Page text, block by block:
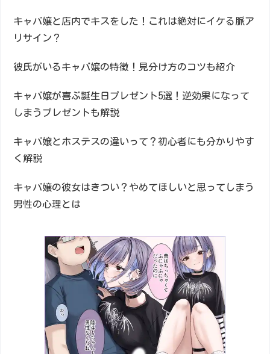
キャバ嬢と店内でキスをした！これは絶対にイケる脈ア
リサイン？
彼氏がいるキャバ嬢の特徴！見分け方のコツも紹介
キャバ嬢が喜ぶ誕生日プレゼント5選！逆効果になって
しまうプレゼントも解説
キャバ嬢とホステスの違いって？初心者にも分かりやす
く解説
キャバ嬢の彼女はきつい？やめてほしいと思ってしまう
男性の心理とは